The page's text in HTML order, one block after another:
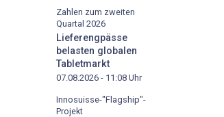
Zahlen zum zweiten
Quartal 2026
Lieferengpässe
belasten globalen
Tabletmarkt
07.08.2026 - 11:08 Uhr
Innosuisse-"Flagship"-
Projekt